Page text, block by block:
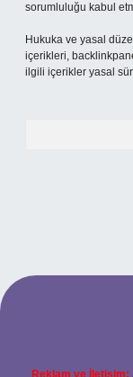
sorumluluğu kabul
Hukuka ve yasal
içerikleri,
ilgili içerikler yasal
Reklam ve İletişim: